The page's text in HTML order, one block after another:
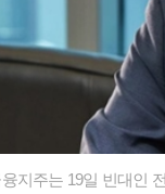
지주는 19일 빈대인